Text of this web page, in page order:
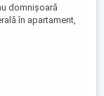
domnișoară
în apartament,
- Part-time
Zona Arad - 30 35
-Whatsapp